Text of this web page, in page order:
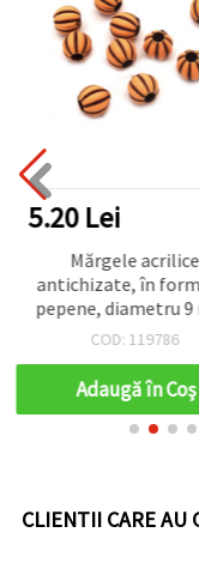
5.20 Lei
Mărgele acrilice
antichizate, în
pepene, diametru 9
orificiu 3,5 mm, maro
COD: 119786
Adaugă în Coş
CLIENTII CARE AU